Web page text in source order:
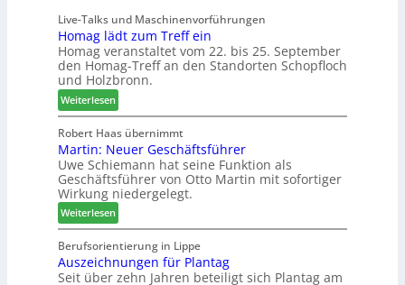
l
l
e
n
a
u
e
f
ü
r
W
e
m
h
ö
n
e
r
c
h
e
n
s
t
a
u
r
a
u
m
-
S
o
r
t
Live-Talks und Maschinenvorführungen
Homag lädt zum Treff ein
Homag veranstaltet vom 22. bis 25. September
den Homag-Treff an den Standorten Schopfloch
und Holzbronn.
Weiterlesen:
H
o
m
a
g
l
ä
d
t
z
u
Robert Haas übernimmt
Martin: Neuer Geschäftsführer
Uwe Schiemann hat seine Funktion als
Geschäftsführer von Otto Martin mit sofortiger
Wirkung niedergelegt.
Weiterlesen:
M
a
r
t
Berufsorientierung in Lippe
Auszeichnungen für Plantag
Seit über zehn Jahren beteiligt sich Plantag am